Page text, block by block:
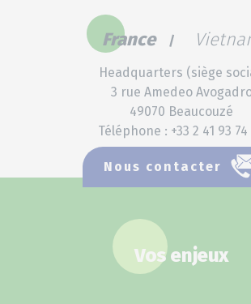
France
Headquarters (siège
3 rue Amedeo
49070 Beaucouzé
Téléphone : +33 2 41 93 74
Nous contacter
Vos enjeux